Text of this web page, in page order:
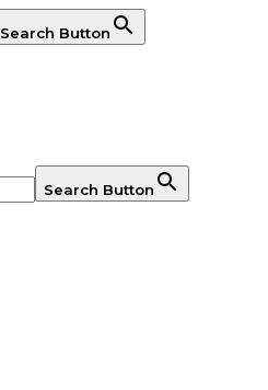
Search Button
Search Button